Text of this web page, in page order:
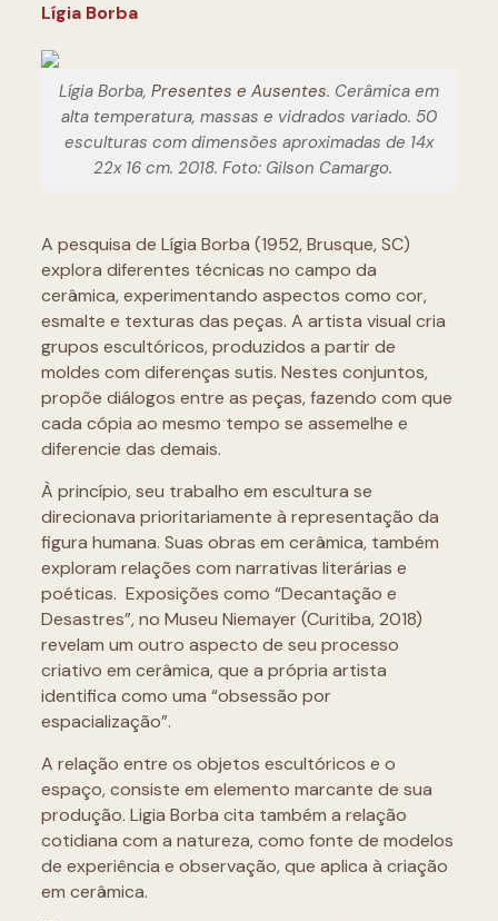
Lígia Borba
Lígia Borba, Presentes e Ausentes. Cerâmica em
alta temperatura, massas e vidrados variado. 50
esculturas com dimensões aproximadas de 14x
22x 16 cm. 2018. Foto: Gilson Camargo.
A pesquisa de Lígia Borba (1952, Brusque, SC)
explora diferentes técnicas no campo da
cerâmica, experimentando aspectos como cor,
esmalte e texturas das peças. A artista visual cria
grupos escultóricos, produzidos a partir de
moldes com diferenças sutis. Nestes conjuntos,
propõe diálogos entre as peças, fazendo com que
cada cópia ao mesmo tempo se assemelhe e
diferencie das demais.
À princípio, seu trabalho em escultura se
direcionava prioritariamente à representação da
figura humana. Suas obras em cerâmica, também
exploram relações com narrativas literárias e
poéticas. Exposições como “Decantação e
Desastres”, no Museu Niemayer (Curitiba, 2018)
revelam um outro aspecto de seu processo
criativo em cerâmica, que a própria artista
identifica como uma “obsessão por
espacialização”.
A relação entre os objetos escultóricos e o
espaço, consiste em elemento marcante de sua
produção. Ligia Borba cita também a relação
cotidiana com a natureza, como fonte de modelos
de experiência e observação, que aplica à criação
em cerâmica.